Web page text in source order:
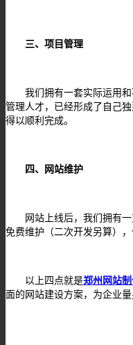
三、项目管理
我们拥有一套实际运用
管理人才，已经形成了自己
得以顺利完成。
四、网站维护
网站上线后，我们拥有
免费维护（二次开发另算）
以上四点就是郑州网站
面的网站建设方案，为企业